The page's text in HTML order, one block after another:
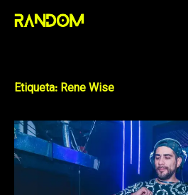
Skip
Etiqueta: Rene Wise